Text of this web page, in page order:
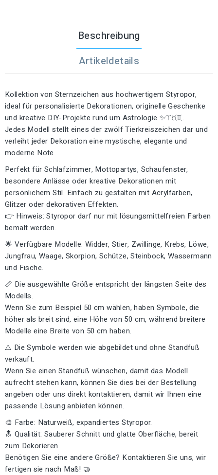
Beschreibung
Artikeldetails
Kollektion von Sternzeichen aus hochwertigem Styropor,
ideal für personalisierte Dekorationen, originelle Geschenke
und kreative DIY-Projekte rund um Astrologie ✨♈♉♊.
Jedes Modell stellt eines der zwölf Tierkreiszeichen dar und
verleiht jeder Dekoration eine mystische, elegante und
moderne Note.
Perfekt für Schlafzimmer, Mottopartys, Schaufenster,
besondere Anlässe oder kreative Dekorationen mit
persönlichem Stil. Einfach zu gestalten mit Acrylfarben,
Glitzer oder dekorativen Effekten.
👉 Hinweis: Styropor darf nur mit lösungsmittelfreien Farben
bemalt werden.
🌟 Verfügbare Modelle: Widder, Stier, Zwillinge, Krebs, Löwe,
Jungfrau, Waage, Skorpion, Schütze, Steinbock, Wassermann
und Fische.
📏 Die ausgewählte Größe entspricht der längsten Seite des
Modells.
Wenn Sie zum Beispiel 50 cm wählen, haben Symbole, die
höher als breit sind, eine Höhe von 50 cm, während breitere
Modelle eine Breite von 50 cm haben.
⚠️ Die Symbole werden wie abgebildet und ohne Standfuß
verkauft.
Wenn Sie einen Standfuß wünschen, damit das Modell
aufrecht stehen kann, können Sie dies bei der Bestellung
angeben oder uns direkt kontaktieren, damit wir Ihnen eine
passende Lösung anbieten können.
🎨 Farbe: Naturweiß, expandiertes Styropor.
🔝 Qualität: Sauberer Schnitt und glatte Oberfläche, bereit
zum Dekorieren.
Benötigen Sie eine andere Größe? Kontaktieren Sie uns, wir
fertigen sie nach Maß! 🤝